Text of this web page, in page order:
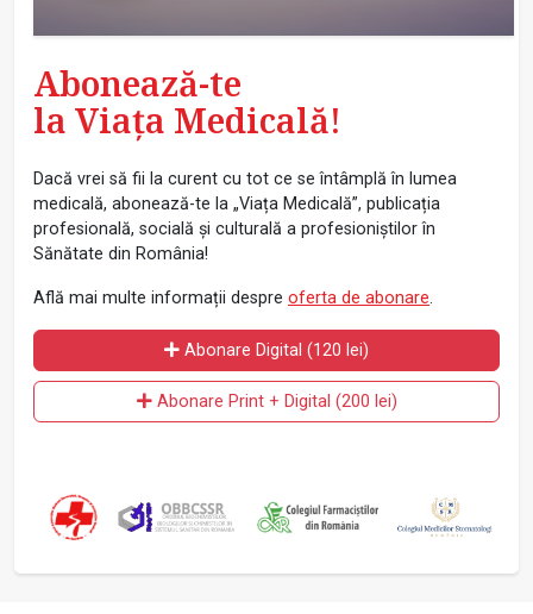
Abonează-te
la Viața Medicală!
Dacă vrei să fii la curent cu tot ce se întâmplă în lumea
medicală, abonează-te la „Viața Medicală”, publicația
profesională, socială și culturală a profesioniștilor în
Sănătate din România!
Află mai multe informații despre oferta de abonare.
Abonare Digital (120 lei)
Abonare Print + Digital (200 lei)